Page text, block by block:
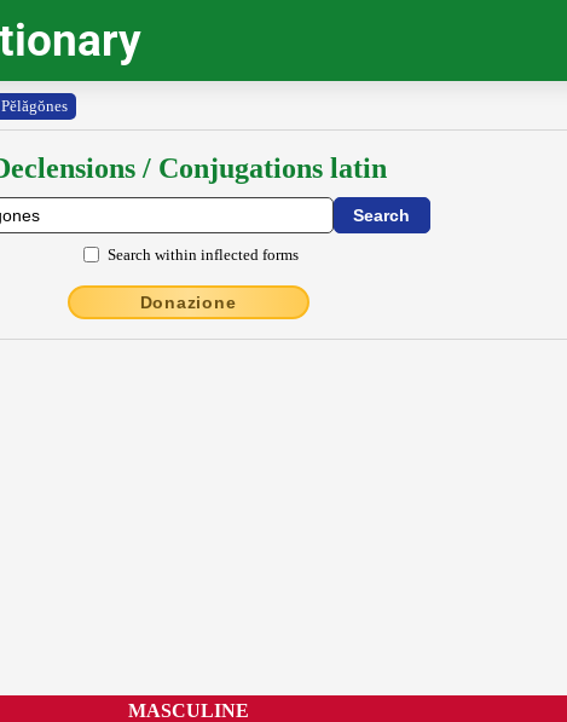
Pĕlăgŏnes
/ Conjugations latin
Search within inflected forms
Donazione
MASCULINE